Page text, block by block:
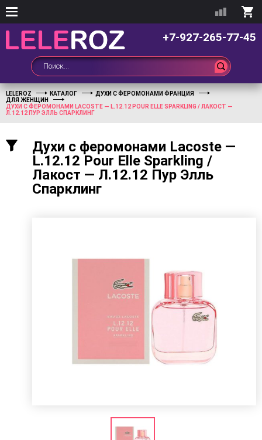
+7-927-265-77-45
LELEROZ КАТАЛОГ
ДУХИ С ФЕРОМОНАМИ ФРАНЦИЯ
ДЛЯ ЖЕНЩИН
ДУХИ С ФЕРОМОНАМИ LACOSTE — L.12.12 POUR ELLE SPARKLING / ЛАКОСТ —
Л.12.12 ПУР ЭЛЛЬ СПАРКЛИНГ
Духи с феромонами Lacoste —
L.12.12 Pour Elle Sparkling /
Лакост — Л.12.12 Пур Элль
Спарклинг